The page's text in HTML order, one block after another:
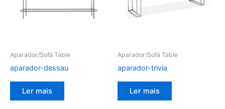
Aparador/Sofá Table
aparador-dessau
Ler mais
Aparador/Sofá Table
aparador-trivia
Ler mais